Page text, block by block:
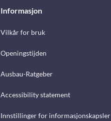
Informasjon
Vilkår for bruk
Openingstijden
Ausbau-Ratgeber
Accessibility statement
Innstillinger for informasjonskapsler